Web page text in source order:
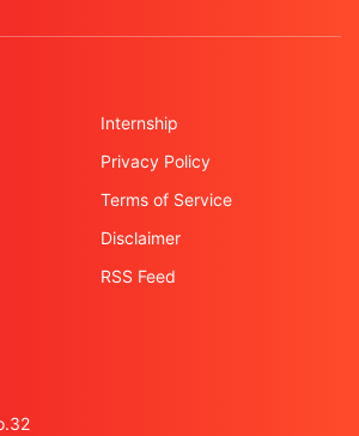
Internship
Privacy Policy
Terms of Service
Disclaimer
RSS Feed